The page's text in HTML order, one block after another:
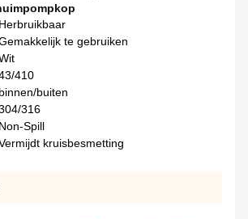
Herbruikbaar
te gebruiken
410
binnen/buiten
316
Non-Spill
kruisbesmetting